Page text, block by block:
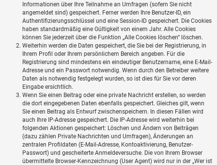
Informationen über Ihre Teilnahme an Umfragen (sofern Sie nicht
angemeldet sind) gespeichert. Ferner werden Ihre Benutzer-ID, ein
Authentifizierungsschlüssel und eine Session-ID gespeichert. Die Cookies
haben standardmäßig eine Gültigkeit von einem Jahr. Alle Cookies
können Sie jederzeit über die Funktion „Alle Cookies löschen“ löschen.
Weiterhin werden die Daten gespeichert, die Sie bei der Registrierung, in
Ihrem Profil oder Ihrem persönlichem Bereich angeben. Für die
Registrierung sind mindestens ein eindeutiger Benutzername, eine E-Mail-
Adresse und ein Passwort notwendig. Wenn durch den Betreiber weitere
Daten als notwendig festgelegt wurden, so ist dies für Sie vor deren
Eingabe ersichtlich.
Wenn Sie einen Beitrag oder eine private Nachricht erstellen, so werden
die dort eingegebenen Daten ebenfalls gespeichert. Gleiches gilt, wenn
Sie einen Beitrag als Entwurf zwischenspeichern. In diesen Fällen wird
auch Ihre IP-Adresse gespeichert. Die IP-Adresse wird weiterhin bei
folgenden Aktionen gespeichert: Löschen und Ändern von Beiträgen
(dazu zählen Private Nachrichten und Umfragen), Änderungen an
zentralen Profildaten (E-Mail-Adresse, Kontoaktivierung, Benutzer-
Passwort) und gescheiterte Anmeldeversuche. Die von Ihrem Browser
übermittelte Browser-Kennzeichnung (User Agent) wird nur in der „Wer ist